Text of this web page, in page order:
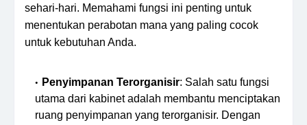
sehari-hari. Memahami fungsi ini penting untuk
menentukan perabotan mana yang paling cocok
untuk kebutuhan Anda.
Penyimpanan Terorganisir: Salah satu fungsi
utama dari kabinet adalah membantu menciptakan
ruang penyimpanan yang terorganisir. Dengan